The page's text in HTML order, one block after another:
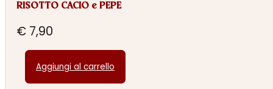
RISOTTO CACIO e PEPE
€ 7,90
Aggiungi al carrello